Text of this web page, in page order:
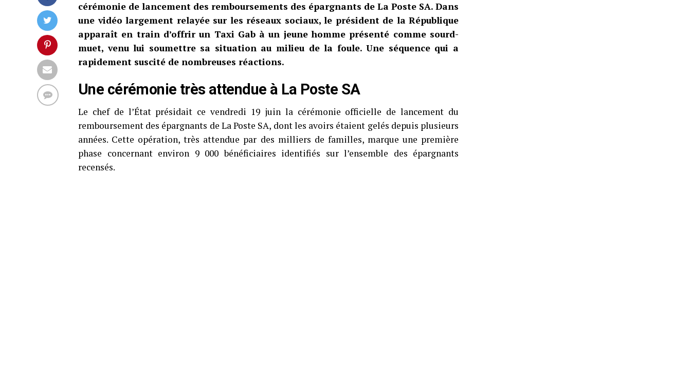
cérémonie de lancement des remboursements des épargnants de La Poste SA. Dans
une vidéo largement relayée sur les réseaux sociaux, le président de la République
apparaît en train d’offrir un Taxi Gab à un jeune homme présenté comme sourd-
muet, venu lui soumettre sa situation au milieu de la foule. Une séquence qui a
rapidement suscité de nombreuses réactions.
Une cérémonie très attendue à La Poste SA
Le chef de l’État présidait ce vendredi 19 juin la cérémonie officielle de lancement du
remboursement des épargnants de La Poste SA, dont les avoirs étaient gelés depuis plusieurs
années. Cette opération, très attendue par des milliers de familles, marque une première
phase concernant environ 9 000 bénéficiaires identifiés sur l’ensemble des épargnants
recensés.